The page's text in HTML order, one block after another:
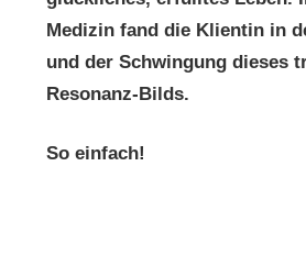
Medizin fand die Klientin in
und der Schwingung dieses
Resonanz-Bilds.
So einfach!